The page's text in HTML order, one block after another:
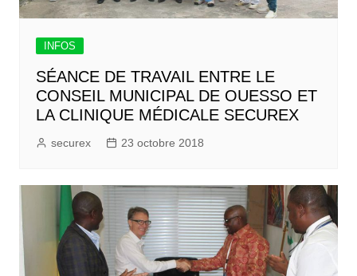
INFOS
SÉANCE DE TRAVAIL ENTRE LE
CONSEIL MUNICIPAL DE OUESSO ET
LA CLINIQUE MÉDICALE SECUREX
securex 23 octobre 2018